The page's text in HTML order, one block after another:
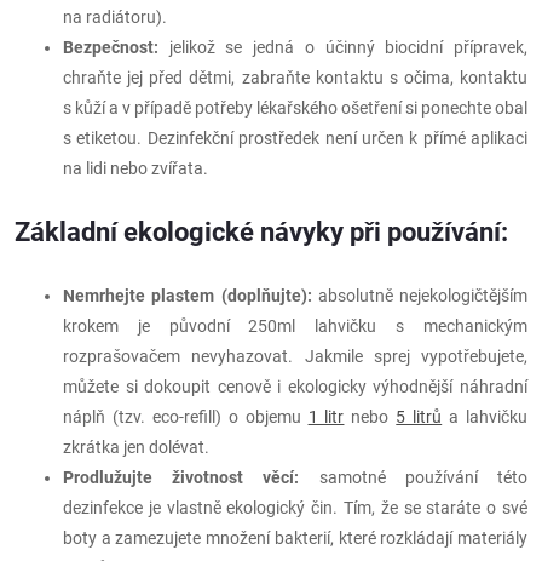
na radiátoru).
Bezpečnost: jelikož se jedná o účinný biocidní přípravek,
chraňte jej před dětmi, zabraňte kontaktu s očima, kontaktu
s kůží a v případě potřeby lékařského ošetření si ponechte obal
s etiketou. Dezinfekční prostředek není určen k přímé aplikaci
na lidi nebo zvířata.
Základní ekologické návyky při používání:
Nemrhejte plastem (doplňujte): absolutně nejekologičtějším
krokem je původní 250ml lahvičku s mechanickým
rozprašovačem nevyhazovat. Jakmile sprej vypotřebujete,
můžete si dokoupit cenově i ekologicky výhodnější náhradní
náplň (tzv. eco-refill) o objemu 1 litr nebo 5 litrů a lahvičku
zkrátka jen dolévat.
Prodlužujte životnost věcí: samotné používání této
dezinfekce je vlastně ekologický čin. Tím, že se staráte o své
boty a zamezujete množení bakterií, které rozkládají materiály